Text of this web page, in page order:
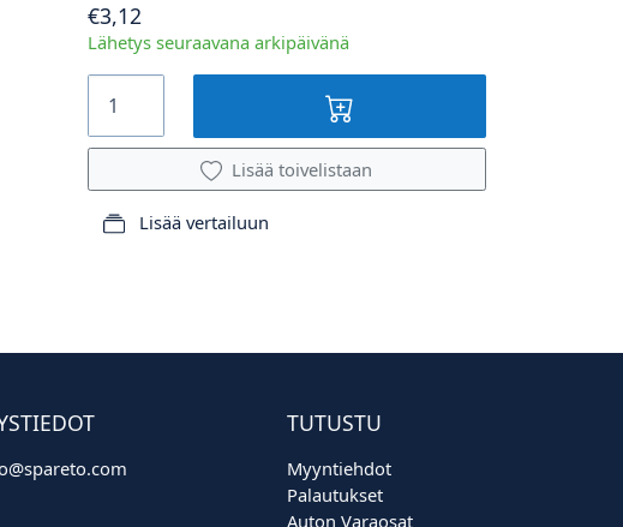
€3,12
Lähetys seuraavana arkipäivänä
Lisää toivelistaan
Lisää vertailuun
TUTUSTU
Myyntiehdot
Palautukset
Auton Varaosat